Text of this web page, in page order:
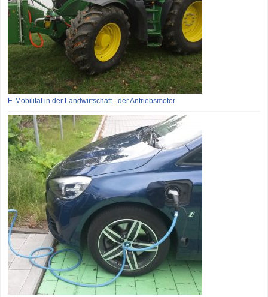
E-Mobilität in der Landwirtschaft - der Antriebsmotor